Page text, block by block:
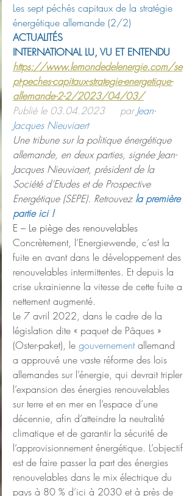
Les sept péchés capitaux de la stratégie
énergétique allemande (2/2)
ACTUALITÉS
INTERNATIONAL LU, VU ET ENTENDU
https://www.lemondedelenergie.com/se
pt-peches-capitaux-strategie-energetique-
allemande-2-2/2023/04/03/
Publié le 03.04.2023     par Jean-
Jacques Nieuviaert
Une tribune sur la politique énergétique
allemande, en deux parties, signée Jean-
Jacques Nieuviaert, président de la
Société d’Etudes et de Prospective
Energétique (SEPE). Retrouvez la première
partie ici !
E – Le piège des renouvelables
Concrètement, l’Energiewende, c’est la
fuite en avant dans le développement des
renouvelables intermittentes. Et depuis la
crise ukrainienne la vitesse de cette fuite a
nettement augmenté.
Le 7 avril 2022, dans le cadre de la
législation dite « paquet de Pâques »
(Oster-paket), le gouvernement allemand
a approuvé une vaste réforme des lois
allemandes sur l’énergie, qui devrait tripler
l’expansion des énergies renouvelables
sur terre et en mer en l’espace d’une
décennie, afin d’atteindre la neutralité
climatique et de garantir la sécurité de
l’approvisionnement énergétique. L’objectif
est de faire passer la part des énergies
renouvelables dans le mix électrique du
pays à 80 % d’ici à 2030 et à près de